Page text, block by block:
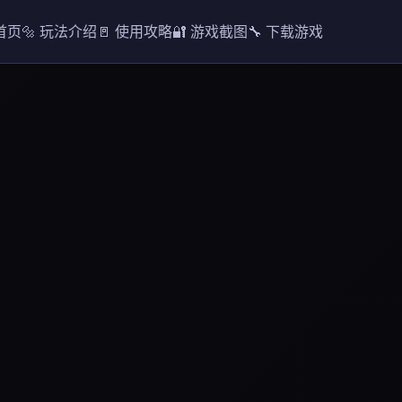
页🔩 玩法介绍 🚪 使用攻略🔐 游戏截图🔧 下载游戏